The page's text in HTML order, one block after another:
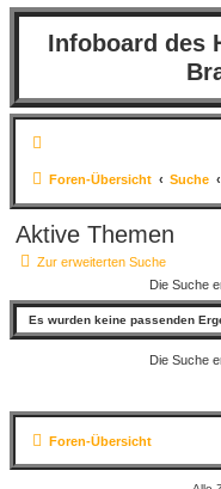
Infoboard des
Foren-Übersicht Suche
Aktive Themen
Zur erweiterten Suche
Die Suche
Es wurden keine passenden
Die Suche
Foren-Übersicht